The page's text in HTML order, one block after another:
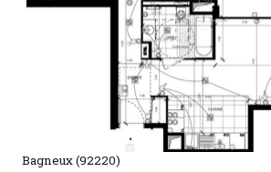
VOIR LE BIEN
Bagneux (92220)